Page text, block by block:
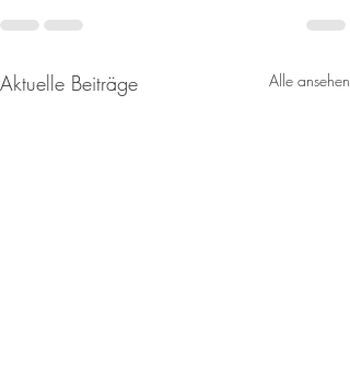
Aktuelle Beiträge Alle ansehen